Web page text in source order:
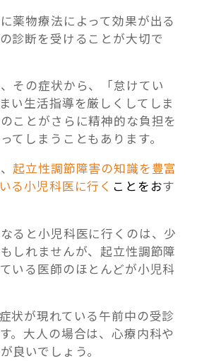
薬物療法によって効果が出る
診断を受けることが大切で
その症状から、「怠けてい
い生活指導を厳しくしてしま
ことがさらに精神的な負担を
てしまうこともあります。
起立性調節障害の知識を豊富
る小児科医に行く ことをおす
ると小児科医に行くのは、少
しれませんが、起立性調節障
いる医師のほとんどが小児科
状が現れている午前中の受診
。大人の場合は、心療内科や
良いでしょう。